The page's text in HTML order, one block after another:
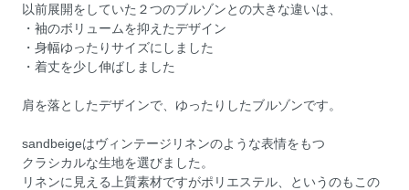
以前展開をしていた２つのブルゾンとの大きな違いは、
・袖のボリュームを抑えたデザイン
・身幅ゆったりサイズにしました
・着丈を少し伸ばしました
肩を落としたデザインで、ゆったりしたブルゾンです。
sandbeigeはヴィンテージリネンのような表情をもつ
クラシカルな生地を選びました。
リネンに見える上質素材ですがポリエステル、というのもこの